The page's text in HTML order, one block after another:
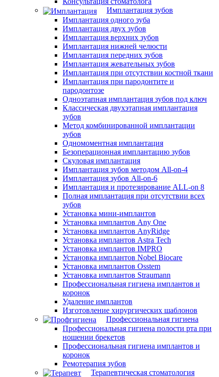
Имплантация зубов
Имплантация одного зуба
Имплантация двух зубов
Имплантация верхних зубов
Имплантация нижней челюсти
Имплантация передних зубов
Имплантация жевательных зубов
Имплантация при отсутствии костной ткани
Имплантация при пародонтите и
пародонтозе
Одноэтапная имплантация зубов под ключ
Классическая двухэтапная имплантация
зубов
Метод комбинированной имплантации
зубов
Одномоментная имплантация
Безоперационная имплантацию зубов
Скуловая имплантация
Имплантация зубов методом All-on-4
Имплантация зубов All-on-6
Имплантация и протезирование ALL-on 8
Полная имплантация при отсутствии всех
зубов
Установка мини-имплантов
Установка имплантов Any One
Установка имплантов AnyRidge
Установка имплантов Astra Tech
Установка имплантов IMPRO
Установка имплантов Nobel Biocare
Установка имплантов Osstem
Установка имплантов Straumann
Профессиональная гигиена имплантов и
коронок
Удаление имплантов
Изготовление хирургических шаблонов
Профессиональная гигиена
Профессиональная гигиена полости рта при
ношении брекетов
Профессиональная гигиена имплантов и
коронок
Ремотерапия зубов
Терапевтическая стоматология